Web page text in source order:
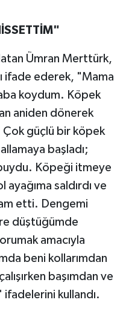
Ümran Merttürk,
ifade ederek, "Mama
koydum. Köpek
aniden dönerek
Çok güçlü bir köpek
başladı;
buydu. Köpeği itmeye
ayağıma saldırdı ve
etti. Dengemi
düştüğümde
amacıyla
beni kollarımdan
başımdan ve
ifadelerini kullandı.